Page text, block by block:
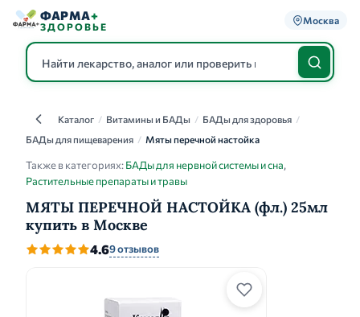
ФАРМА+
ЗДОРОВЬЕ
Москва
КаталогКаталог / Витамины и БАДы / БАДы для здоровья /
БАДы для пищеварения / Мяты перечной настойка
Также в категориях:БАДы для нервной системы и сна,
Растительные препараты и травы
МЯТЫ ПЕРЕЧНОЙ НАСТОЙКА (фл.) 25мл
купить в Москве
4.69 отзывов